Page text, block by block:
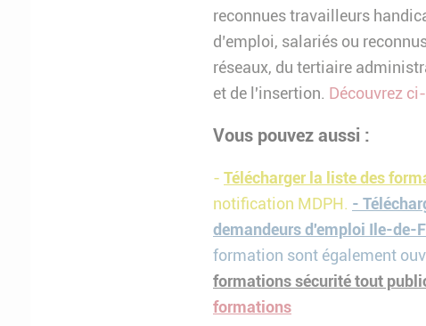
reconnues travailleurs
d’emploi, salariés ou
réseaux, du tertiaire
et de l'insertion. Découvrez
Vous pouvez aussi :
- Télécharger la liste des
notification MDPH. -
demandeurs d'emploi Ile-de-
formation sont également
formations sécurité tout
formations